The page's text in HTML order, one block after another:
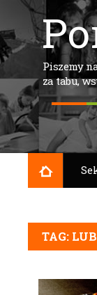
Piszemy
za tabu,
TAG: